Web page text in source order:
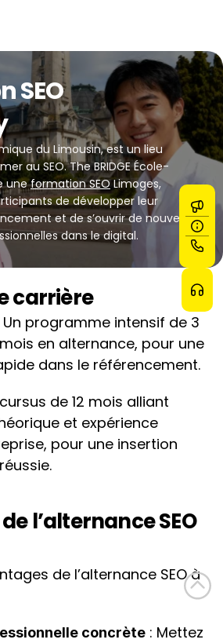
SEO
du Limousin, est un lieu
au SEO. The BRIDGE École-
une formation SEO Limoges,
de développer leur
et de s’ouvrir de nouvelles
dans le digital.
carrière
Un programme intensif de 3
en alternance, pour une
dans le référencement.
de 12 mois alliant
et expérience
pour une insertion
l’alternance SEO
de l’alternance SEO à
concrète : Mettez